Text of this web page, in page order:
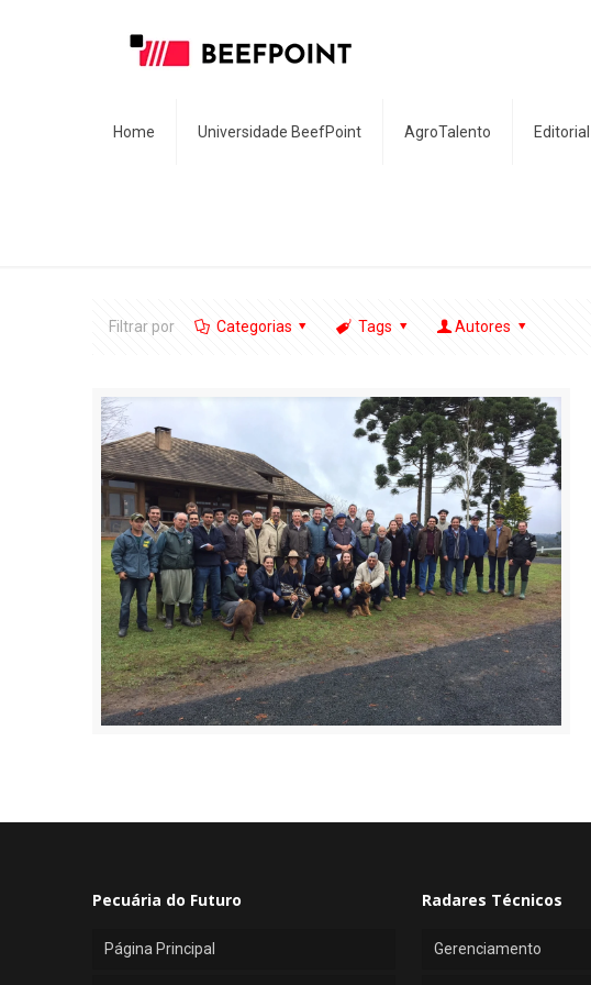
Home Universidade BeefPoint AgroTalento Editorial
Filtrar por Categorias Tags Autores
Pecuária do Futuro
Página Principal
Radares Técnicos
Gerenciamento